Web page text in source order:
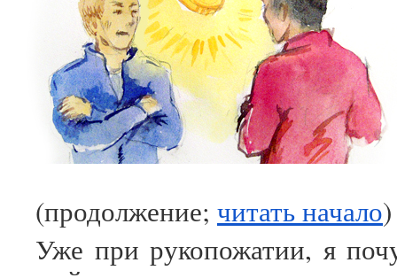
(продолжение; читать начало)
Уже при рукопожатии, я